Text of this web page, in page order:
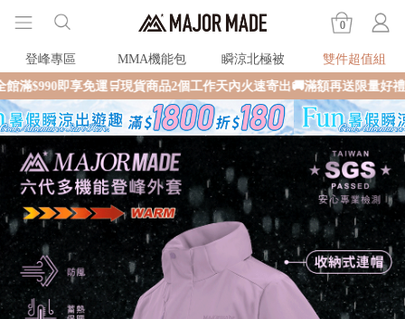
0
登峰專區 MMA機能包 瞬涼北極被
雙件超值組
🛒現貨商品2個工作天內火速寄出🚚滿額再送限量好禮✨